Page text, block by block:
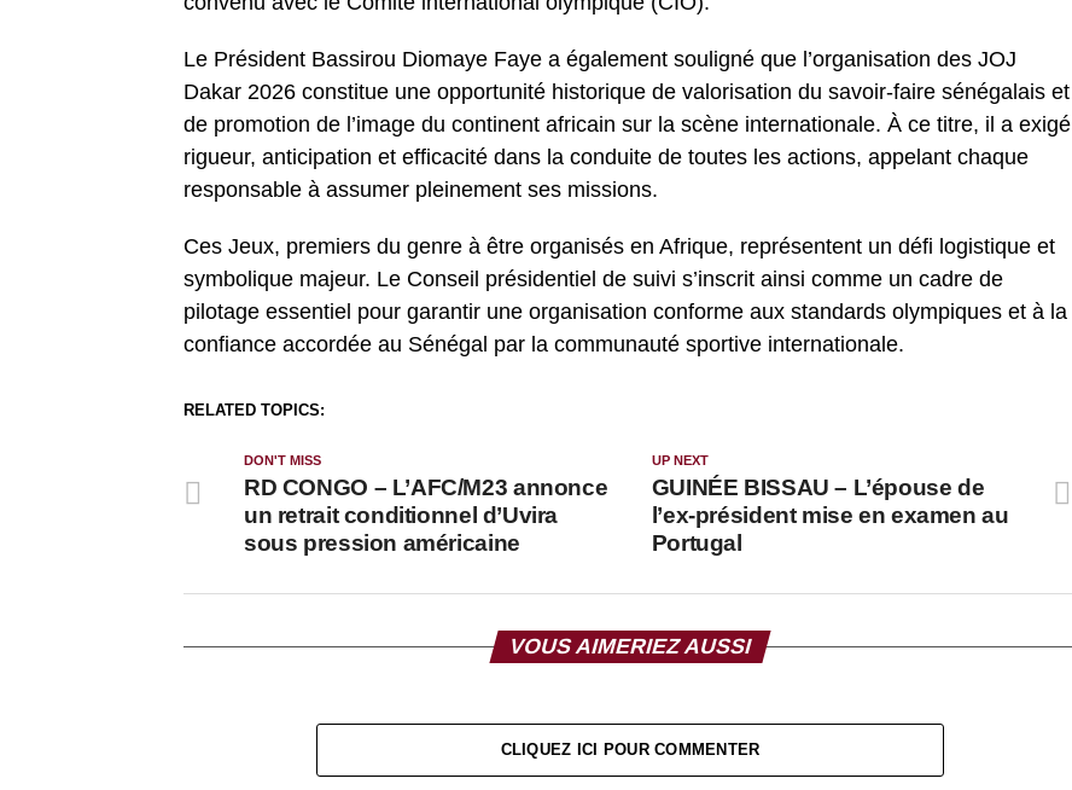
Le Président Bassirou Diomaye Faye a également souligné que l’organisation des JOJ
Dakar 2026 constitue une opportunité historique de valorisation du savoir-faire sénégalais et
de promotion de l’image du continent africain sur la scène internationale. À ce titre, il a exigé
rigueur, anticipation et efficacité dans la conduite de toutes les actions, appelant chaque
responsable à assumer pleinement ses missions.
Ces Jeux, premiers du genre à être organisés en Afrique, représentent un défi logistique et
symbolique majeur. Le Conseil présidentiel de suivi s’inscrit ainsi comme un cadre de
pilotage essentiel pour garantir une organisation conforme aux standards olympiques et à la
confiance accordée au Sénégal par la communauté sportive internationale.
RELATED TOPICS:
UP NEXT
GUINÉE BISSAU – L’épouse de
l’ex-président mise en examen au
Portugal
DON'T MISS
RD CONGO – L’AFC/M23 annonce
un retrait conditionnel d’Uvira
sous pression américaine
VOUS AIMERIEZ AUSSI
CLIQUEZ ICI POUR COMMENTER